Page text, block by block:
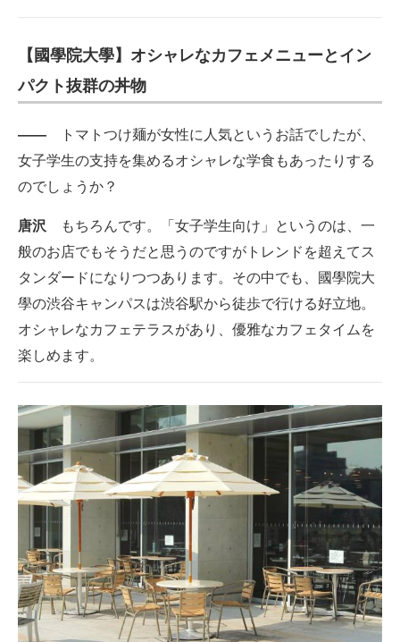
【國學院大學】オシャレなカフェメニューとイン
パクト抜群の丼物
―― トマトつけ麺が女性に人気というお話でしたが、
女子学生の支持を集めるオシャレな学食もあったりする
のでしょうか？
唐沢 もちろんです。「女子学生向け」というのは、一
般のお店でもそうだと思うのですがトレンドを超えてス
タンダードになりつつあります。その中でも、國學院大
學の渋谷キャンパスは渋谷駅から徒歩で行ける好立地。
オシャレなカフェテラスがあり、優雅なカフェタイムを
楽しめます。